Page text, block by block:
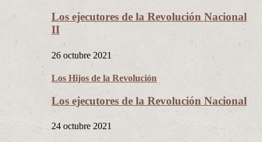
Los ejecutores de la Revolución Nacional
II
26 octubre 2021
Los Hijos de la Revolución
Los ejecutores de la Revolución Nacional
24 octubre 2021